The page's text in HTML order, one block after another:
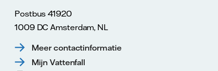
Postbus 41920
1009 DC Amsterdam, NL
Meer contactinformatie
Mijn Vattenfall